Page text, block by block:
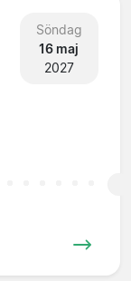
Söndag
16 maj
2027